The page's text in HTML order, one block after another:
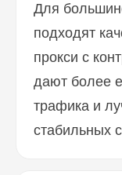
Для
подходят
прокси с
дают более
трафика и
стабильных